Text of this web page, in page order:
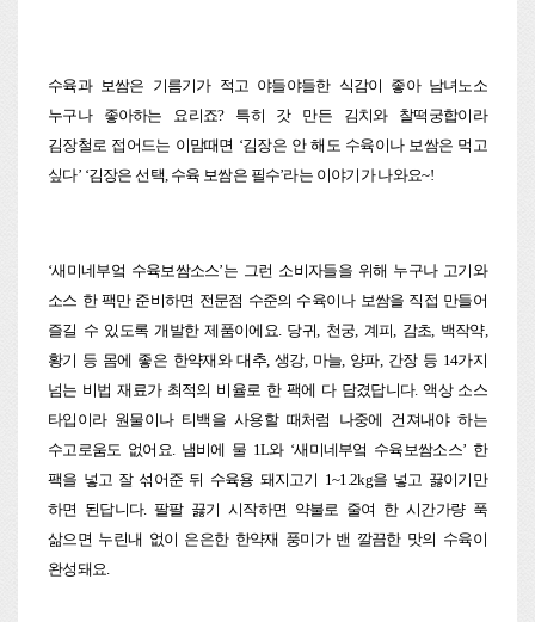
수육과 보쌈은 기름기가 적고 야들야들한 식감이 좋아 남녀노소
누구나 좋아하는 요리죠? 특히 갓 만든 김치와 찰떡궁합이라
김장철로 접어드는 이맘때면 ‘김장은 안 해도 수육이나 보쌈은 먹고
싶다’ ‘김장은 선택, 수육 보쌈은 필수’라는 이야기가 나와요~!
‘새미네부엌 수육보쌈소스’는 그런 소비자들을 위해 누구나 고기와
소스 한 팩만 준비하면 전문점 수준의 수육이나 보쌈을 직접 만들어
즐길 수 있도록 개발한 제품이에요. 당귀, 천궁, 계피, 감초, 백작약,
황기 등 몸에 좋은 한약재와 대추, 생강, 마늘, 양파, 간장 등 14가지
넘는 비법 재료가 최적의 비율로 한 팩에 다 담겼답니다. 액상 소스
타입이라 원물이나 티백을 사용할 때처럼 나중에 건져내야 하는
수고로움도 없어요. 냄비에 물 1L와 ‘새미네부엌 수육보쌈소스’ 한
팩을 넣고 잘 섞어준 뒤 수육용 돼지고기 1~1.2kg을 넣고 끓이기만
하면 된답니다. 팔팔 끓기 시작하면 약불로 줄여 한 시간가량 푹
삶으면 누린내 없이 은은한 한약재 풍미가 밴 깔끔한 맛의 수육이
완성돼요.